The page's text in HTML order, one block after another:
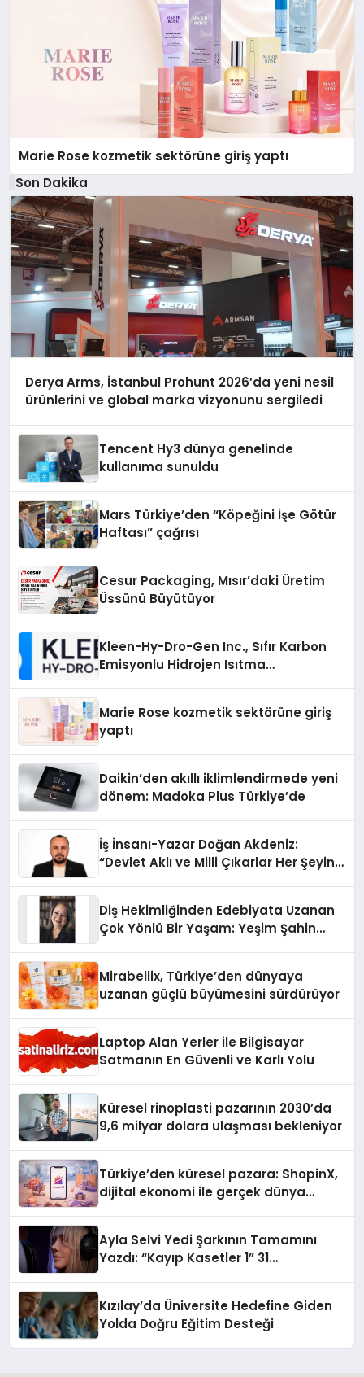
Marie Rose kozmetik sektörüne giriş yaptı
Son Dakika
Derya Arms, İstanbul Prohunt 2026’da yeni nesil
ürünlerini ve global marka vizyonunu sergiledi
Tencent Hy3 dünya genelinde
kullanıma sunuldu
Mars Türkiye’den “Köpeğini İşe Götür
Haftası” çağrısı
Cesur Packaging, Mısır’daki Üretim
Üssünü Büyütüyor
Kleen-Hy-Dro-Gen Inc., Sıfır Karbon
Emisyonlu Hidrojen Isıtma
Marie Rose kozmetik sektörüne giriş
yaptı
Daikin’den akıllı iklimlendirmede yeni
dönem: Madoka Plus Türkiye’de
İş İnsanı-Yazar Doğan Akdeniz:
“Devlet Aklı ve Milli Çıkarlar Her Şeyin
Diş Hekimliğinden Edebiyata Uzanan
Çok Yönlü Bir Yaşam: Yeşim Şahin
Mirabellix, Türkiye’den dünyaya
uzanan güçlü büyümesini sürdürüyor
Laptop Alan Yerler ile Bilgisayar
Satmanın En Güvenli ve Karlı Yolu
Küresel rinoplasti pazarının 2030’da
9,6 milyar dolara ulaşması bekleniyor
Türkiye’den küresel pazara: ShopinX,
dijital ekonomi ile gerçek dünya
Ayla Selvi Yedi Şarkının Tamamını
Yazdı: “Kayıp Kasetler 1” 31
Kızılay’da Üniversite Hedefine Giden
Yolda Doğru Eğitim Desteği